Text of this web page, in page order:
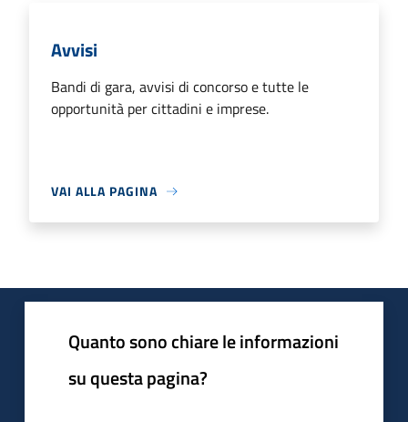
Avvisi
Bandi di gara, avvisi di concorso e tutte le
opportunità per cittadini e imprese.
VAI ALLA PAGINA
Quanto sono chiare le informazioni
su questa pagina?